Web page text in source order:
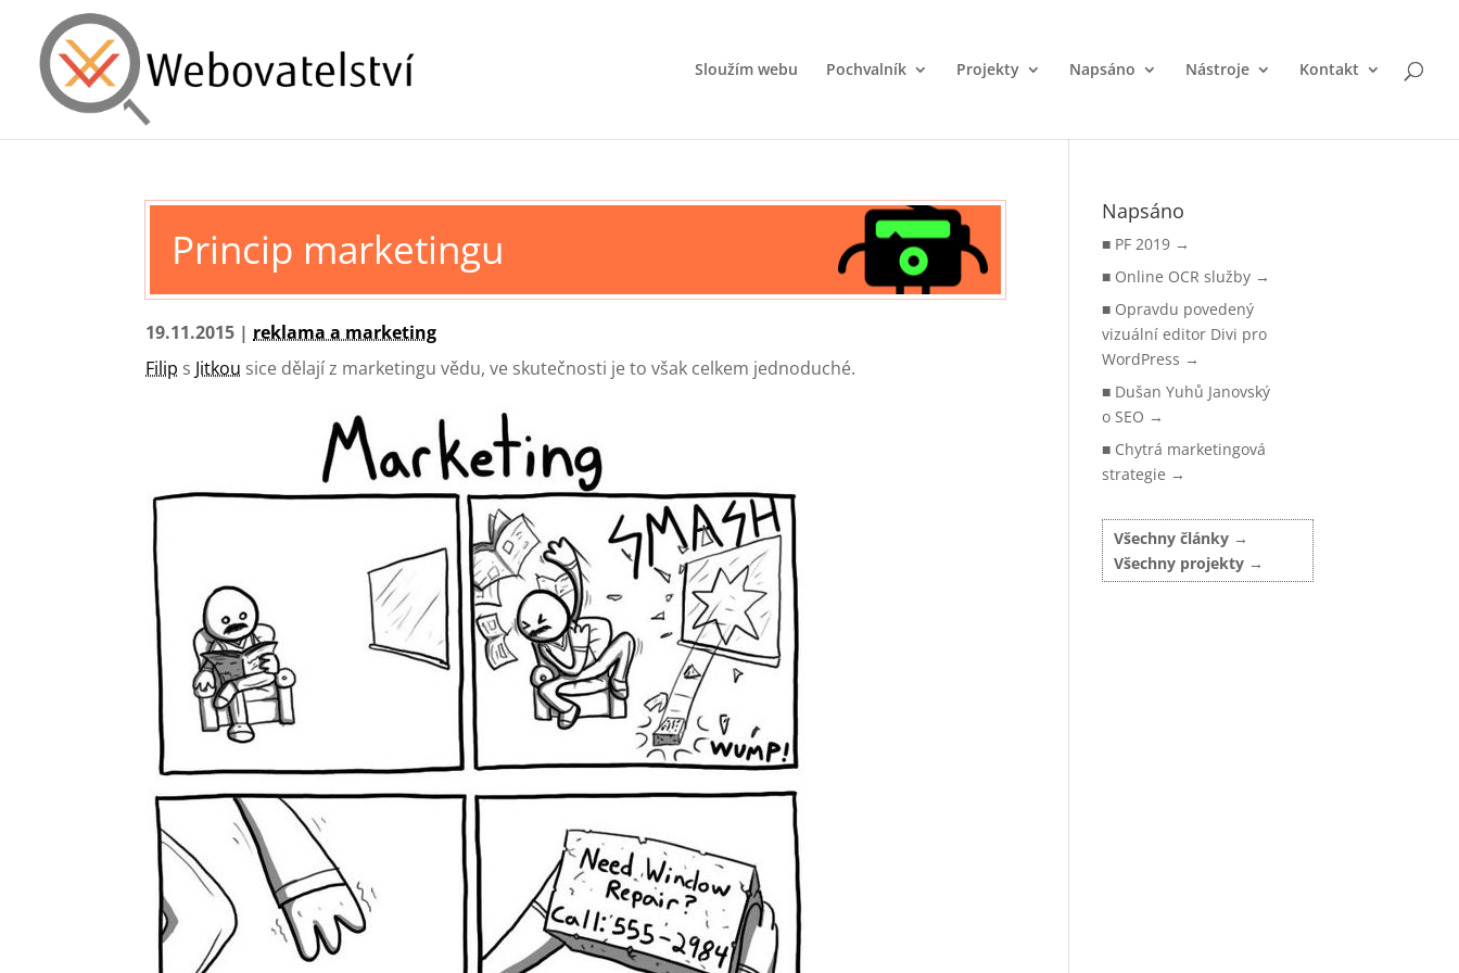
Sloužím webu Pochvalník Projekty Napsáno Nástroje Kontakt
Princip marketingu
19.11.2015 | reklama a marketing
Filip s Jitkou sice dělají z marketingu vědu, ve skutečnosti je to však celkem jednoduché.
Napsáno
PF 2019
Online OCR služby
Opravdu povedený
vizuální editor Divi pro
WordPress
Dušan Yuhů Janovský
o SEO
Chytrá marketingová
strategie
Všechny články
Všechny projekty